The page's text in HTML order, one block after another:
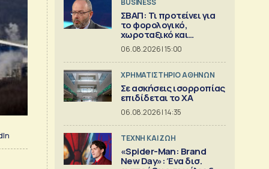
BUSINESS
ΣΒΑΠ: Τι προτείνει για
το φορολογικό,
χωροταξικό και
εργασιακό πλαίσιο της
Μεταποίησης
06.08.2026 | 15:00
XΡΗΜΑΤΙΣΤΗΡΙΟ ΑΘΗΝΩΝ
Σε ασκήσεις ισορροπίας
επιδίδεται το ΧΑ
06.08.2026 | 14:35
TΕΧΝΗ ΚΑΙ ΖΩΗ
«Spider-Man: Brand
New Day»: Ένα δισ.